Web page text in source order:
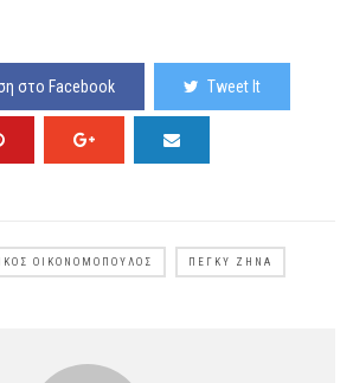
στο Facebook Tweet It
ΟΙΚΟΝΟΜΌΠΟΥΛΟΣ ΠΈΓΚΥ ΖΉΝΑ